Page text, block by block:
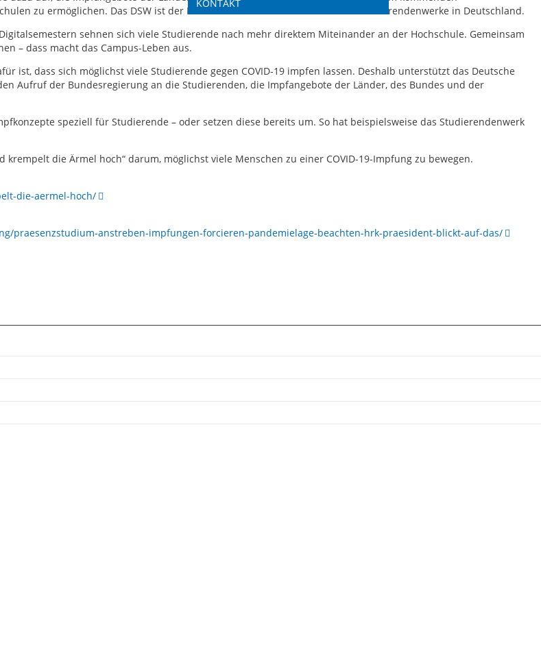
KONTAKT
zu ermöglichen. Das DSW ist der Dachverband der 57 Studenten- und Studierendenwerke in Deutschland.
sehnen sich viele Studierende nach mehr direktem Miteinander an der Hochschule. Gemeinsam
– dass macht das Campus-Leben aus.
ist, dass sich möglichst viele Studierende gegen COVID-19 impfen lassen. Deshalb unterstützt das Deutsche
Aufruf der Bundesregierung an die Studierenden, die Impfangebote der Länder, des Bundes und der
speziell für Studierende – oder setzen diese bereits um. So hat beispielsweise das Studierendenwerk
die Ärmel hoch“ darum, möglichst viele Menschen zu einer COVID-19-Impfung zu bewegen.
die-aermel-hoch/
praesenzstudium-anstreben-impfungen-forcieren-pandemielage-beachten-hrk-praesident-blickt-auf-das/